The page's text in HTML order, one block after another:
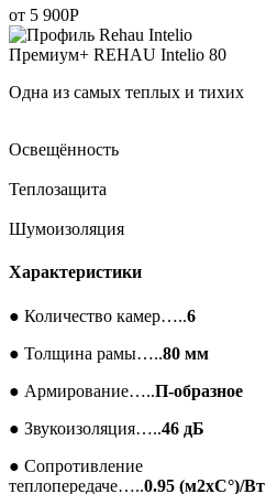
от 5 900Р
Премиум+ REHAU Intelio 80
Одна из самых теплых и тихих
Освещённость
Теплозащита
Шумоизоляция
Характеристики
● Количество камер…..6
● Толщина рамы…..80 мм
● Армирование…..П-образное
● Звукоизоляция…..46 дБ
● Сопротивление
теплопередаче…..0.95 (м2xC°)/Вт